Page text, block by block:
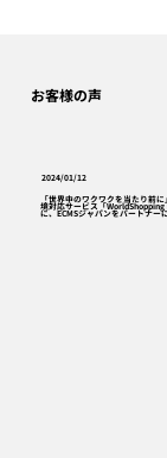
お客様の声
2024/01/12
「世界中のワクワクを当たり前
境対応サービス「
に、ECMSジャパンをパートナー